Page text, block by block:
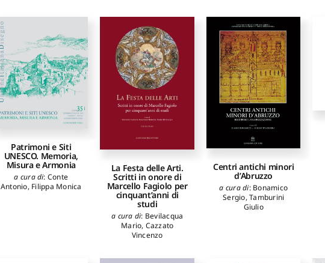
Patrimoni e Siti
UNESCO. Memoria,
Misura e Armonia
a cura di: Conte
Antonio, Filippa Monica
La Festa delle Arti.
Scritti in onore di
Marcello Fagiolo per
cinquant’anni di
studi
a cura di: Bevilacqua
Mario, Cazzato
Vincenzo
Centri antichi minori
d’Abruzzo
a cura di: Bonamico
Sergio,Tamburini
Giulio